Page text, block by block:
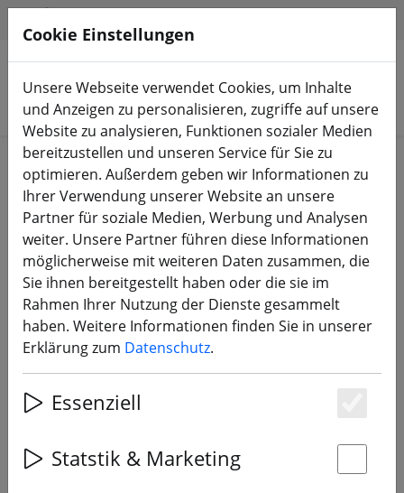
Produkte suchen
Start Sale%
FrSky USB zu S-Port Smart Port
Board
14% SPAREN
Cookie Einstellungen
Unsere Webseite verwendet Cookies, um Inhalte
und Anzeigen zu personalisieren, zugriffe auf unsere
Website zu analysieren, Funktionen sozialer Medien
bereitzustellen und unseren Service für Sie zu
optimieren. Außerdem geben wir Informationen zu
Ihrer Verwendung unserer Website an unsere
Partner für soziale Medien, Werbung und Analysen
weiter. Unsere Partner führen diese Informationen
möglicherweise mit weiteren Daten zusammen, die
Sie ihnen bereitgestellt haben oder die sie im
Rahmen Ihrer Nutzung der Dienste gesammelt
haben. Weitere Informationen finden Sie in unserer
Erklärung zum Datenschutz.
Essenziell
Statstik & Marketing